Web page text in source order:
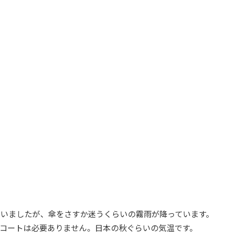
ましたが、傘をさすか迷うくらいの霧雨が降っています。
ートは必要ありません。日本の秋ぐらいの気温です。